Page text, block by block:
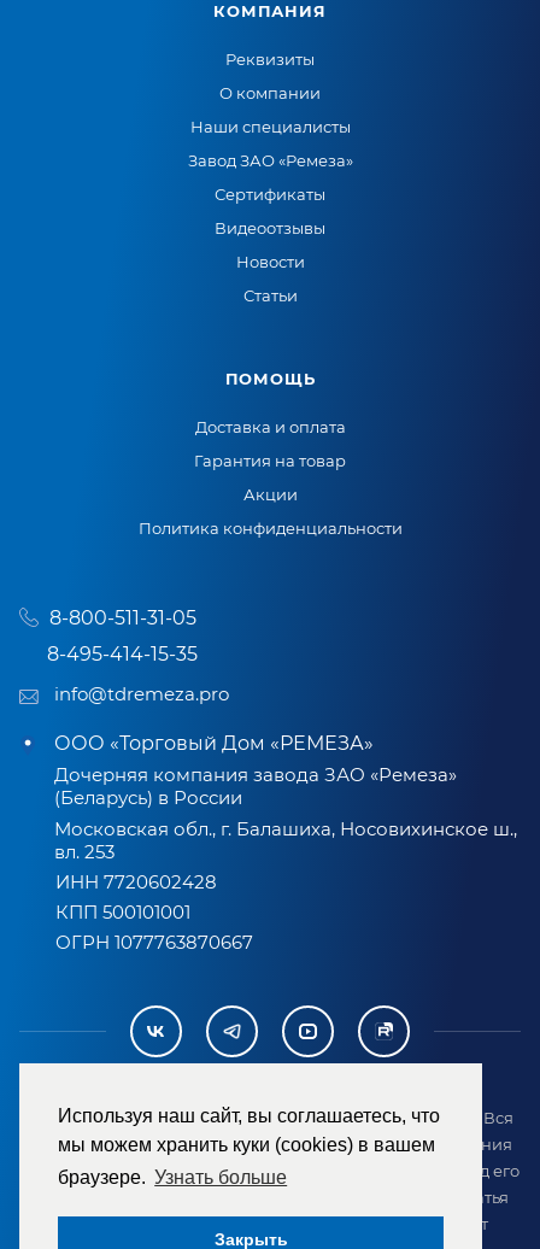
Используя наш сайт, вы соглашаетесь, что
мы можем хранить куки (cookies) в вашем
браузере. Узнать больше
Закрыть
КОМПАНИЯ
Реквизиты
О компании
Наши специалисты
Завод ЗАО «Ремеза»
Сертификаты
Видеоотзывы
Новости
Статьи
ПОМОЩЬ
Доставка и оплата
Гарантия на товар
Акции
Политика конфиденциальности
8-800-511-31-05
8-495-414-15-35
info@tdremeza.pro
ООО «Торговый Дом «РЕМЕЗА»
Дочерняя компания завода ЗАО «Ремеза»
(Беларусь) в России
Московская обл., г. Балашиха, Носовихинское ш.,
вл. 253
ИНН 7720602428
КПП 500101001
ОГРН 1077763870667
2007-2026 © ООО «ТД «РЕМЕЗА». Все права защищены. Вся
информация на сайте размещена в целях предоставления
возможности покупателю ознакомиться с товаром перед его
приобретением и не является публичной офертой (статья
437 ГК РФ). Внешний вид товара может отличаться от